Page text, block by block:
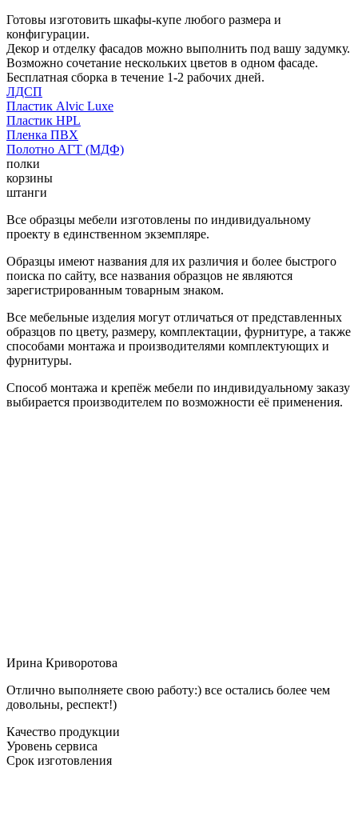
Готовы изготовить шкафы-купе любого размера и
конфигурации.
Декор и отделку фасадов можно выполнить под вашу задумку.
Возможно сочетание нескольких цветов в одном фасаде.
Бесплатная сборка в течение 1-2 рабочих дней.
ЛДСП
Пластик Alvic Luxe
Пластик HPL
Пленка ПВХ
Полотно АГТ (МДФ)
полки
корзины
штанги
Все образцы мебели изготовлены по индивидуальному
проекту в единственном экземпляре.
Образцы имеют названия для их различия и более быстрого
поиска по сайту, все названия образцов не являются
зарегистрированным товарным знаком.
Все мебельные изделия могут отличаться от представленных
образцов по цвету, размеру, комплектации, фурнитуре, а также
способами монтажа и производителями комплектующих и
фурнитуры.
Способ монтажа и крепёж мебели по индивидуальному заказу
выбирается производителем по возможности её применения.
Ирина Криворотова
Отлично выполняете свою работу:) все остались более чем
довольны, респект!)
Качество продукции
Уровень сервиса
Срок изготовления